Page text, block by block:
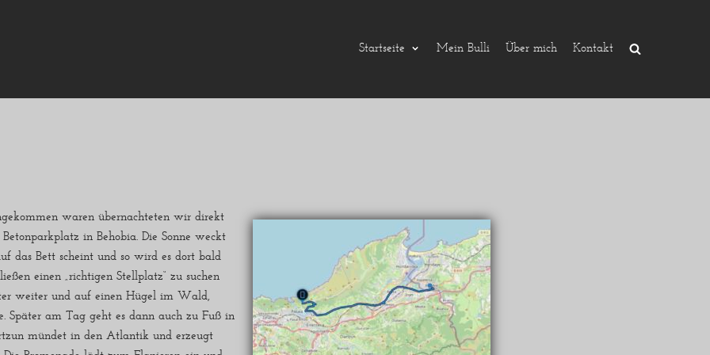
Startseite Mein Bulli Über mich Kontakt
waren übernachteten wir direkt
in Behobia. Die Sonne weckt
das Bett scheint und so wird es dort bald
einen „richtigen Stellplatz“ zu suchen
weiter und auf einen Hügel im Wald,
Später am Tag geht es dann auch zu Fuß in
mündet in den Atlantik und erzeugt